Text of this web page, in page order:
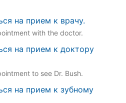
на прием к врачу.
with the doctor.
на прием к доктору
to see Dr. Bush.
на прием к зубному